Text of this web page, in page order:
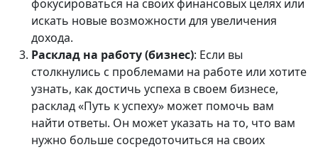
фокусироваться на своих финансовых целях или
искать новые возможности для увеличения
дохода.
Расклад на работу (бизнес): Если вы
столкнулись с проблемами на работе или хотите
узнать, как достичь успеха в своем бизнесе,
расклад «Путь к успеху» может помочь вам
найти ответы. Он может указать на то, что вам
нужно больше сосредоточиться на своих